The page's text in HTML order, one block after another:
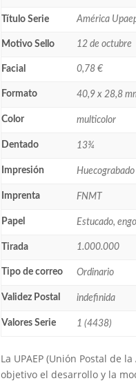
Título Serie América
Motivo Sello 12 de octubre
Facial 0,78 €
Formato 40,9 x 28,8
Color multicolor
Dentado 13¾
Impresión Huecograbado
Imprenta FNMT
Papel Estucado,
Tirada 1.000.000
Tipo de correo Ordinario
Validez Postal indefinida
Valores Serie 1 (4438)
La UPAEP (Unión Postal de
objetivo el desarrollo y la